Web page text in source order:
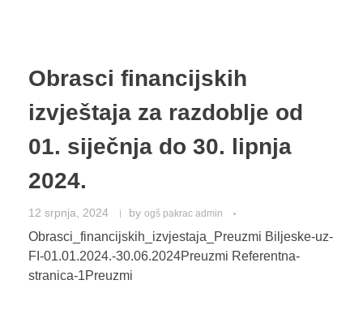
Obrasci financijskih
izvještaja za razdoblje od
01. siječnja do 30. lipnja
2024.
12 srpnja, 2024 by ogš pakrac admin
Obrasci_financijskih_izvjestaja_Preuzmi Biljeske-uz-
FI-01.01.2024.-30.06.2024Preuzmi Referentna-
stranica-1Preuzmi